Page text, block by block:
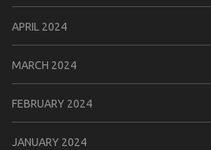
APRIL 2024
MARCH 2024
FEBRUARY 2024
JANUARY 2024